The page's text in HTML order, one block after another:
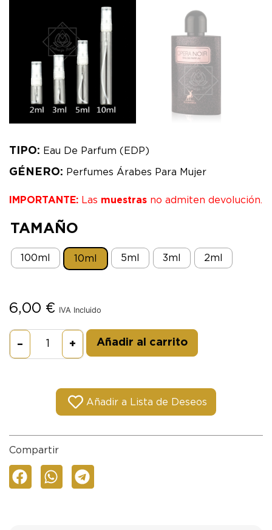
TIPO: Eau De Parfum (EDP)
GÉNERO: Perfumes Árabes Para Mujer
IMPORTANTE: Las muestras no admiten devolución.
TAMAÑO
100ml 10ml 5ml 3ml 2ml
6,00 € IVA Incluido
– + Añadir al carrito
Añadir a Lista de Deseos
Compartir